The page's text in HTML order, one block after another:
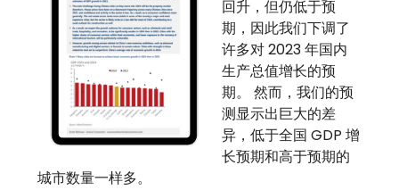
回升，但仍低于预
期，因此我们下调了
许多对 2023 年国内
生产总值增长的预
期。 然而，我们的预
测显示出巨大的差
异，低于全国 GDP 增
长预期和高于预期的
城市数量一样多。